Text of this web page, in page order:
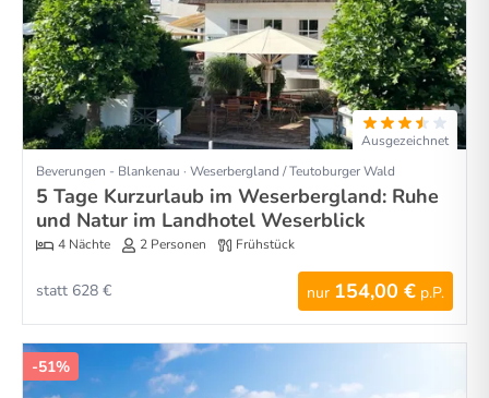
Ausgezeichnet
Beverungen - Blankenau · Weserbergland / Teutoburger Wald
5 Tage Kurzurlaub im Weserbergland: Ruhe
und Natur im Landhotel Weserblick
4 Nächte 2 Personen Frühstück
nur 154,00 € p.P.
statt 628 €
-51%